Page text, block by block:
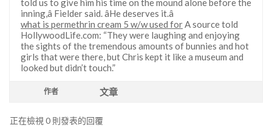
told us to give him his time on the mound alone before the
inning,â Fielder said. âHe deserves it.â
what is permethrin cream 5 w/w used forA source told
HollywoodLife.com: “They were laughing and enjoying
the sights of the tremendous amounts of bunnies and hot
girls that were there, but Chris kept it like a museum and
looked but didn’t touch.”
作者 文章
正在檢視 0 則發表的回覆